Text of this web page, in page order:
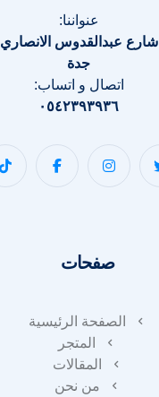
عنواننا:
شارع عبدالقدوس الانصاري
جدة
اتصال و اتساب:
٠٥٤٢٣٩٣٩٣٦
صفحات
الصفحة الرئيسية
المتجر
المقالات
من نحن